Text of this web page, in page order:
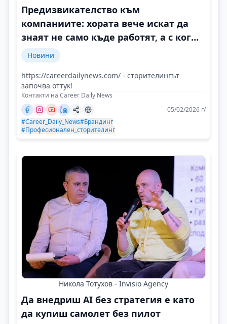
Предизвикателство към
компаниите: хората вече искат да
знаят не само къде работят, а с кого
и защо
Новини
https://careerdailynews.com/ - сторителингът
започва оттук!
Контакти на Career Daily News
05/02/2026 г/
#Career_Daily_News#Брандинг
#Професионален_сторителинг
Никола Тотухов - Invisio Agency
Да внедриш AI без стратегия е като
да купиш самолет без пилот